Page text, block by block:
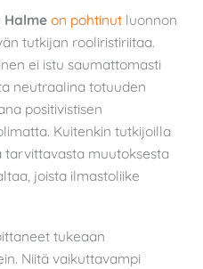
Halmeon pohtinut luonnon
tutkijan rooliristiriitaa.
ei istu saumattomasti
neutraalina totuuden
positivistisen
Kuitenkin tutkijoilla
tarvittavasta muutoksesta
joista ilmastoliike
tukeaan
Niitä vaikuttavampi